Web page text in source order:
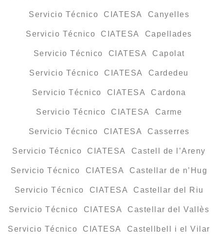
Servicio Técnico CIATESA Canyelles
Servicio Técnico CIATESA Capellades
Servicio Técnico CIATESA Capolat
Servicio Técnico CIATESA Cardedeu
Servicio Técnico CIATESA Cardona
Servicio Técnico CIATESA Carme
Servicio Técnico CIATESA Casserres
Servicio Técnico CIATESA Castell de l’Areny
Servicio Técnico CIATESA Castellar de n’Hug
Servicio Técnico CIATESA Castellar del Riu
Servicio Técnico CIATESA Castellar del Vallès
Servicio Técnico CIATESA Castellbell i el Vilar